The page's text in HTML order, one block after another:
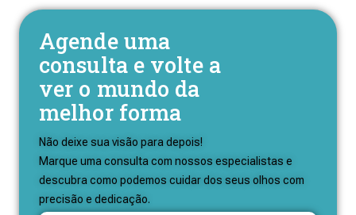
Agende uma
consulta e volte a
ver o mundo da
melhor forma
Não deixe sua visão para depois!
Marque uma consulta com nossos especialistas e
descubra como podemos cuidar dos seus olhos com
precisão e dedicação.